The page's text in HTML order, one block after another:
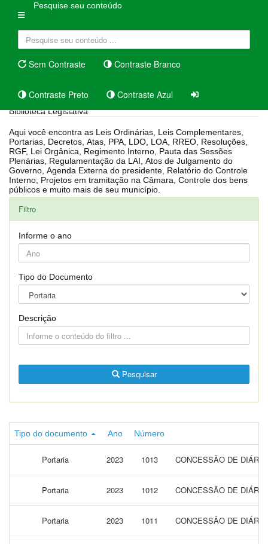
Pesquise seu conteúdo
Sem Contraste Contraste Branco
Contraste Preto Contraste Azul
Biblioteca Legislativa
Aqui você encontra as Leis Ordinárias, Leis Complementares,
Portarias, Decretos, Atas, PPA, LDO, LOA, RREO, Resoluções,
RGF, Lei Orgânica, Regimento Interno, Pauta das Sessões
Plenárias, Regulamentação da LAI, Atos de Julgamento do
Governo, Agenda Externa do presidente, Relatório do Controle
Interno, Projetos em tramitação na Câmara, Controle dos bens
públicos e muito mais de seu município.
Filtro
Informe o ano
Tipo do Documento
Descrição
Pesquisar
Tipo do documento Ano Número
Portaria 2023 1013 CONCESSÃO DE
Portaria 2023 1012 CONCESSÃO DE
Portaria 2023 1011 CONCESSÃO DE